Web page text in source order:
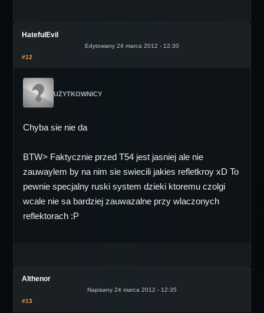
HatefulEvil
Edytowany 24 marca 2012 - 12:30
#12
UŻYTKOWNICY
Chyba sie nie da
BTW> Faktycznie przed T54 jest jasniej ale nie
zauwaylem by na nim sie swiecili jakies refletkroy xD To
pewnie specjalny ruski system dzieki ktoremu czolgi
wcale nie sa bardziej zauwazalne przy wlaczonych
reflektorach :P
Althenor
Napisany 24 marca 2012 - 12:35
#13